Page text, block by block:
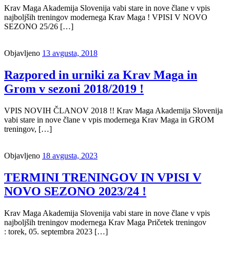
Krav Maga Akademija Slovenija vabi stare in nove člane v vpis
najboljših treningov modernega Krav Maga ! VPISI V NOVO
SEZONO 25/26 […]
Objavljeno 13 avgusta, 2018
Razpored in urniki za Krav Maga in
Grom v sezoni 2018/2019 !
VPIS NOVIH ČLANOV 2018 !! Krav Maga Akademija Slovenija
vabi stare in nove člane v vpis modernega Krav Maga in GROM
treningov, […]
Objavljeno 18 avgusta, 2023
TERMINI TRENINGOV IN VPISI V
NOVO SEZONO 2023/24 !
Krav Maga Akademija Slovenija vabi stare in nove člane v vpis
najboljših treningov modernega Krav Maga Pričetek treningov
: torek, 05. septembra 2023 […]